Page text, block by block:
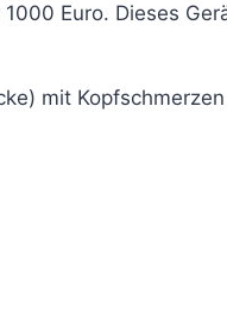
Euro. Dieses
mit